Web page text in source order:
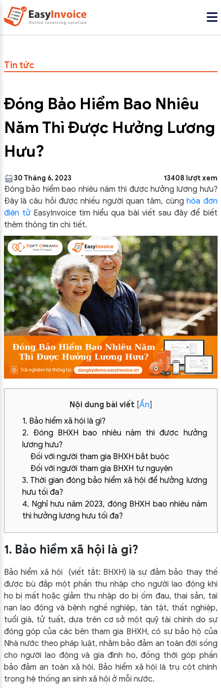
Tin tức
Đóng Bảo Hiểm Bao Nhiêu
Năm Thì Được Hưởng Lương
Hưu?
30 Tháng 6, 2023 13408 lượt xem
Đóng bảo hiểm bao nhiêu năm thì được hưởng lương hưu?
Đây là câu hỏi được nhiều người quan tâm, cùnghóa đơn
điện tửEasyInvoice tìm hiểu qua bài viết sau đây để biết
thêm thông tin chi tiết.
Nội dung bài viết [Ẩn]
1. Bảo hiểm xã hội là gì?
2. Đóng BHXH bao nhiêu năm thì được hưởng
lương hưu?
Đối với người tham gia BHXH bắt buộc
Đối với người tham gia BHXH tự nguyện
3. Thời gian đóng bảo hiểm xã hội để hưởng lương
hưu tối đa?
4. Nghỉ hưu năm 2023, đóng BHXH bao nhiêu năm
thì hưởng lương hưu tối đa?
1. Bảo hiểm xã hội là gì?
Bảo hiểm xã hội (viết tắt: BHXH) là sự đảm bảo thay thế
được bù đắp một phần thu nhập cho người lao động khi
họ bị mất hoặc giảm thu nhập do bị ốm đau, thai sản, tai
nạn lao động và bệnh nghề nghiệp, tàn tật, thất nghiệp,
tuổi già, tử tuất, dựa trên cơ sở một quỹ tài chính do sự
đóng góp của các bên tham gia BHXH, có sự bảo hộ của
Nhà nước theo pháp luật, nhằm bảo đảm an toàn đời sống
cho người lao động và gia đình họ, đồng thời góp phần
bảo đảm an toàn xã hội. Bảo hiểm xã hội là trụ cột chính
trong hệ thống an sinh xã hội ở mỗi nước.